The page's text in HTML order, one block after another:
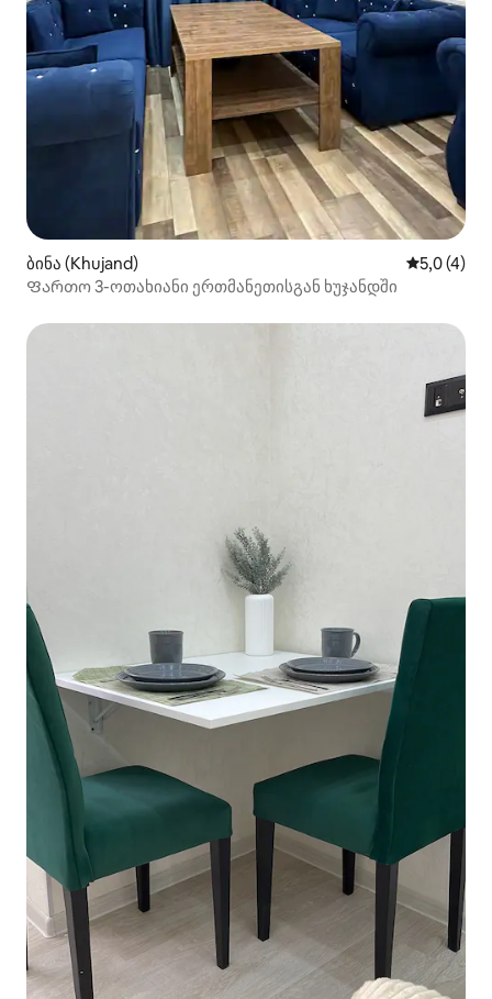
ბინა (Khujand) საშუალო
5,0 (4)
Ფართო 3-ოთახიანი ერთმანეთისგან ხუჯანდში